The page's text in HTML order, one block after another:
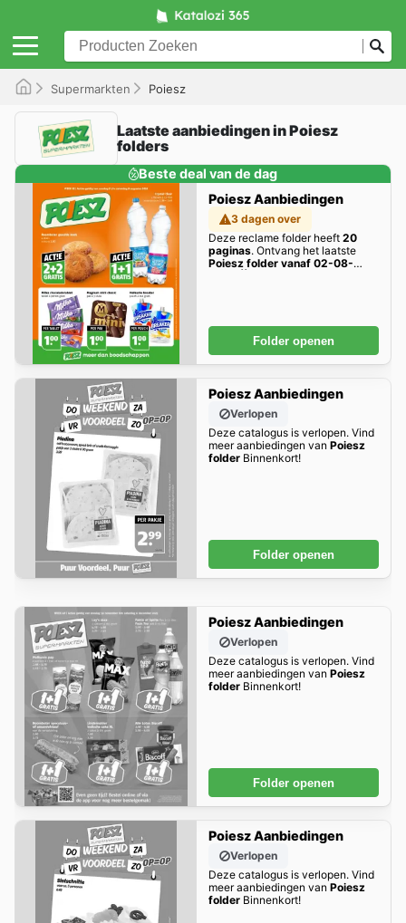
Supermarkten Poiesz
Laatste aanbiedingen in Poiesz
folders
Beste deal van de dag
Poiesz Aanbiedingen
3 dagen over
Deze reclame folder heeft 20
paginas. Ontvang het laatste
Poiesz folder vanaf 02-08-
Folder openen
Poiesz Aanbiedingen
Verlopen
Deze catalogus is verlopen. Vind
meer aanbiedingen van Poiesz
folderBinnenkort!
Folder openen
Poiesz Aanbiedingen
Verlopen
Deze catalogus is verlopen. Vind
meer aanbiedingen van Poiesz
folderBinnenkort!
Folder openen
Poiesz Aanbiedingen
Verlopen
Deze catalogus is verlopen. Vind
meer aanbiedingen van Poiesz
folderBinnenkort!